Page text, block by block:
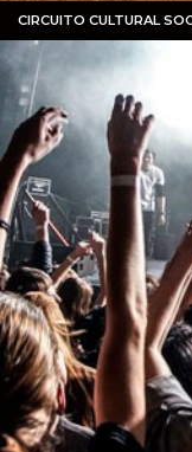
CIRCUITO CULTURAL